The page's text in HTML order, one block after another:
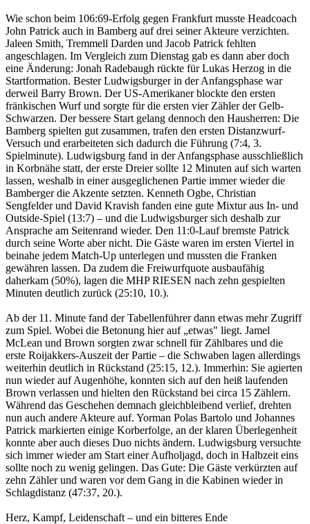
Wie schon beim 106:69-Erfolg gegen Frankfurt musste Headcoach
John Patrick auch in Bamberg auf drei seiner Akteure verzichten.
Jaleen Smith, Tremmell Darden und Jacob Patrick fehlten
angeschlagen. Im Vergleich zum Dienstag gab es dann aber doch
eine Änderung: Jonah Radebaugh rückte für Lukas Herzog in die
Startformation. Bester Ludwigsburger in der Anfangsphase war
derweil Barry Brown. Der US-Amerikaner blockte den ersten
fränkischen Wurf und sorgte für die ersten vier Zähler der Gelb-
Schwarzen. Der bessere Start gelang dennoch den Hausherren: Die
Bamberg spielten gut zusammen, trafen den ersten Distanzwurf-
Versuch und erarbeiteten sich dadurch die Führung (7:4, 3.
Spielminute). Ludwigsburg fand in der Anfangsphase ausschließlich
in Korbnähe statt, der erste Dreier sollte 12 Minuten auf sich warten
lassen, weshalb in einer ausgeglichenen Partie immer wieder die
Bamberger die Akzente setzten. Kenneth Ogbe, Christian
Sengfelder und David Kravish fanden eine gute Mixtur aus In- und
Outside-Spiel (13:7) – und die Ludwigsburger sich deshalb zur
Ansprache am Seitenrand wieder. Den 11:0-Lauf bremste Patrick
durch seine Worte aber nicht. Die Gäste waren im ersten Viertel in
beinahe jedem Match-Up unterlegen und mussten die Franken
gewähren lassen. Da zudem die Freiwurfquote ausbaufähig
daherkam (50%), lagen die MHP RIESEN nach zehn gespielten
Minuten deutlich zurück (25:10, 10.).
Ab der 11. Minute fand der Tabellenführer dann etwas mehr Zugriff
zum Spiel. Wobei die Betonung hier auf „etwas" liegt. Jamel
McLean und Brown sorgten zwar schnell für Zählbares und die
erste Roijakkers-Auszeit der Partie – die Schwaben lagen allerdings
weiterhin deutlich in Rückstand (25:15, 12.). Immerhin: Sie agierten
nun wieder auf Augenhöhe, konnten sich auf den heiß laufenden
Brown verlassen und hielten den Rückstand bei circa 15 Zählern.
Während das Geschehen demnach gleichbleibend verlief, drehten
nun auch andere Akteure auf. Yorman Polas Bartolo und Johannes
Patrick markierten einige Korberfolge, an der klaren Überlegenheit
konnte aber auch dieses Duo nichts ändern. Ludwigsburg versuchte
sich immer wieder am Start einer Aufholjagd, doch in Halbzeit eins
sollte noch zu wenig gelingen. Das Gute: Die Gäste verkürzten auf
zehn Zähler und waren vor dem Gang in die Kabinen wieder in
Schlagdistanz (47:37, 20.).
Herz, Kampf, Leidenschaft – und ein bitteres Ende